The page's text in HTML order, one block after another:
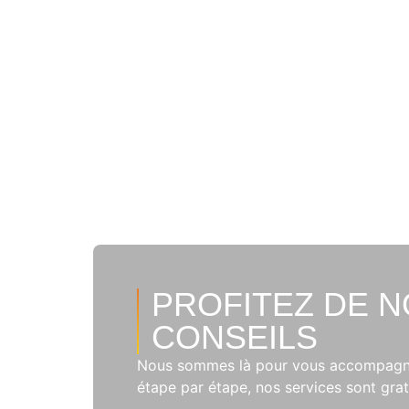
PROFITEZ DE
CONSEILS
Nous sommes là pour vous
étape par étape, nos services sont